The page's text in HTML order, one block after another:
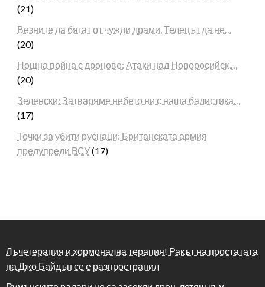
(21)
Везните да бягат от чужди драми, Телецът да не…
(20)
Нощна война с дронове: Атаки над Новоросийск,…
(20)
Зеленски: Затваряме небето ни с наша балистика…
(17)
Точки за убити руснаци: Британската армия
предупреди ВСУ(17)
Лъчетерапия и хормонална терапия! Ракът на простатата
на Джо Байдън се е разпространил